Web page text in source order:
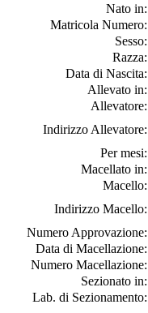
Nato in:
Matricola Numero:
Sesso:
Razza:
Data di Nascita:
Allevato in:
Allevatore:
Indirizzo Allevatore:
Per mesi:
Macellato in:
Macello:
Indirizzo Macello:
Numero Approvazione:
Data di Macellazione:
Numero Macellazione:
Sezionato in:
Lab. di Sezionamento: